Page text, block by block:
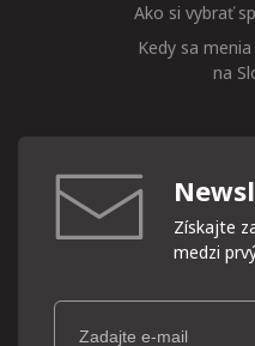
Ako si vybrať
Kedy sa
na
Získajte
medzi